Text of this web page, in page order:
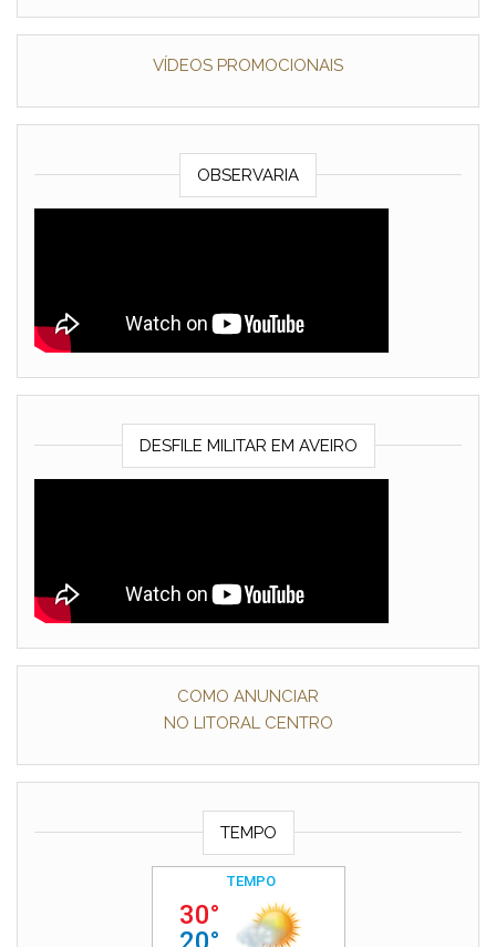
VÍDEOS PROMOCIONAIS
OBSERVARIA
DESFILE MILITAR EM AVEIRO
COMO ANUNCIAR
NO LITORAL CENTRO
TEMPO